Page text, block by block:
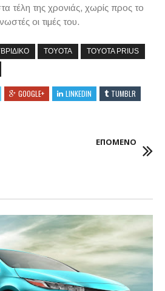
τέλη της χρονιάς, χωρίς προς το
οι τιμές του.
TOYOTA TOYOTA PRIUS
GOOGLE+ LINKEDIN
TUMBLR
ΕΠΟΜΕΝΟ